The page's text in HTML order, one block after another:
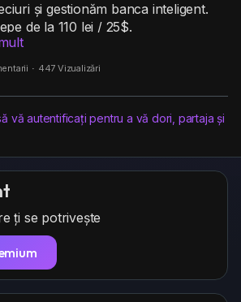
și gestionăm banca inteligent.
de la 110 lei / 25$.
minuni. Promitem disciplină, analiză
cu cap, nu cu impulsul —
👇
Teod90
· 447 Vizualizări
vă autentificați pentru a vă dori, partaja și
ți se potrivește